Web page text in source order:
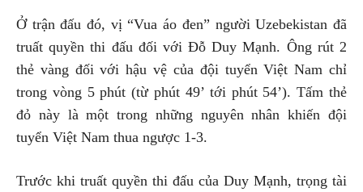
Ở trận đấu đó, vị “Vua áo đen” người Uzebekistan đã
truất quyền thi đấu đối với Đỗ Duy Mạnh. Ông rút 2
thẻ vàng đối với hậu vệ của đội tuyển Việt Nam chỉ
trong vòng 5 phút (từ phút 49’ tới phút 54’). Tấm thẻ
đỏ này là một trong những nguyên nhân khiến đội
tuyển Việt Nam thua ngược 1-3.
Trước khi truất quyền thi đấu của Duy Mạnh, trọng tài